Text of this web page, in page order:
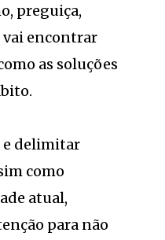
preguiça,
vai encontrar
as soluções
e delimitar
como
atual,
para não